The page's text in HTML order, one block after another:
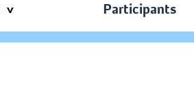
Participants